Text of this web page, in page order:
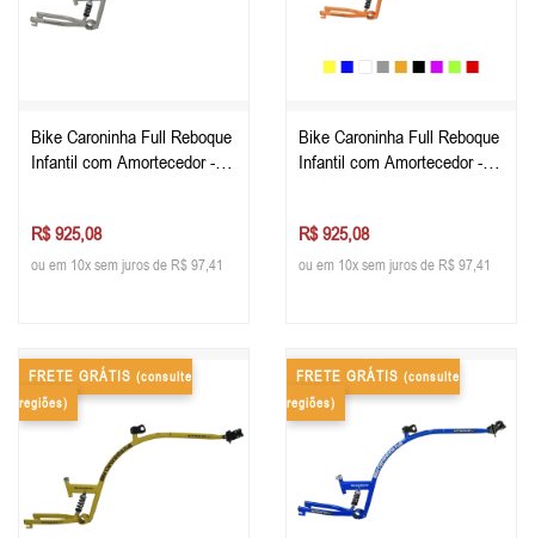
Bike Caroninha Full Reboque
Infantil com Amortecedor -
R$ 925,08
ou em 10x sem juros de R$ 97,41
Bike Caroninha Full Reboque
Infantil com Amortecedor -
R$ 925,08
ou em 10x sem juros de R$ 97,41
FRETE GRÁTIS (consulte
regiões)
FRETE GRÁTIS (consulte
regiões)